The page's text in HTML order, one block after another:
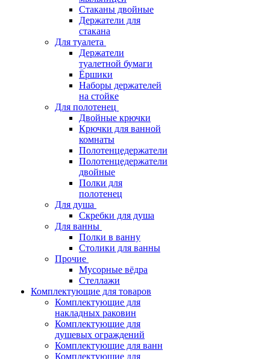
Стаканы двойные
Держатели для
стакана
Для туалета
Держатели
туалетной бумаги
Ёршики
Наборы держателей
на стойке
Для полотенец
Двойные крючки
Крючки для ванной
комнаты
Полотенцедержатели
Полотенцедержатели
двойные
Полки для
полотенец
Для душа
Скребки для душа
Для ванны
Полки в ванну
Столики для ванны
Прочие
Мусорные вёдра
Стеллажи
Комплектующие для товаров
Комплектующие для
накладных раковин
Комплектующие для
душевых ограждений
Комплектующие для ванн
Комплектующие для